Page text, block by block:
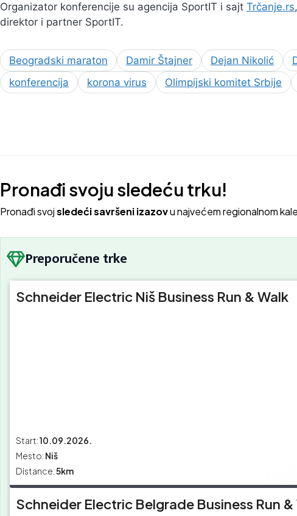
Organizator konferencije su agencija SportIT i sajt Trčanje.rs
direktor i partner SportIT.
Beogradski maraton Damir Štajner Dejan Nikolić
konferencija
korona virus Olimpijski komitet Srbije
Pronađi svoju sledeću trku!
Pronađi svojsledeći savršeni izazovu najvećem regionalnom
Preporučene trke
Schneider Electric Niš Business Run & Walk
Start:10.09.2026.
Mesto: Niš
Distance:5km
Schneider Electric Belgrade Business Run &